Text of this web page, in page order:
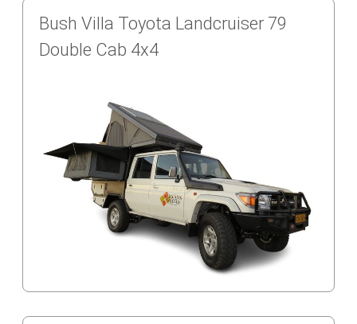
Bush Villa Toyota Landcruiser 79
Double Cab 4x4